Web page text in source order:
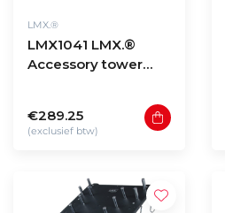
LMX.®
LMX1041 LMX.®
Accessory tower
€289.25
(exclusief btw)